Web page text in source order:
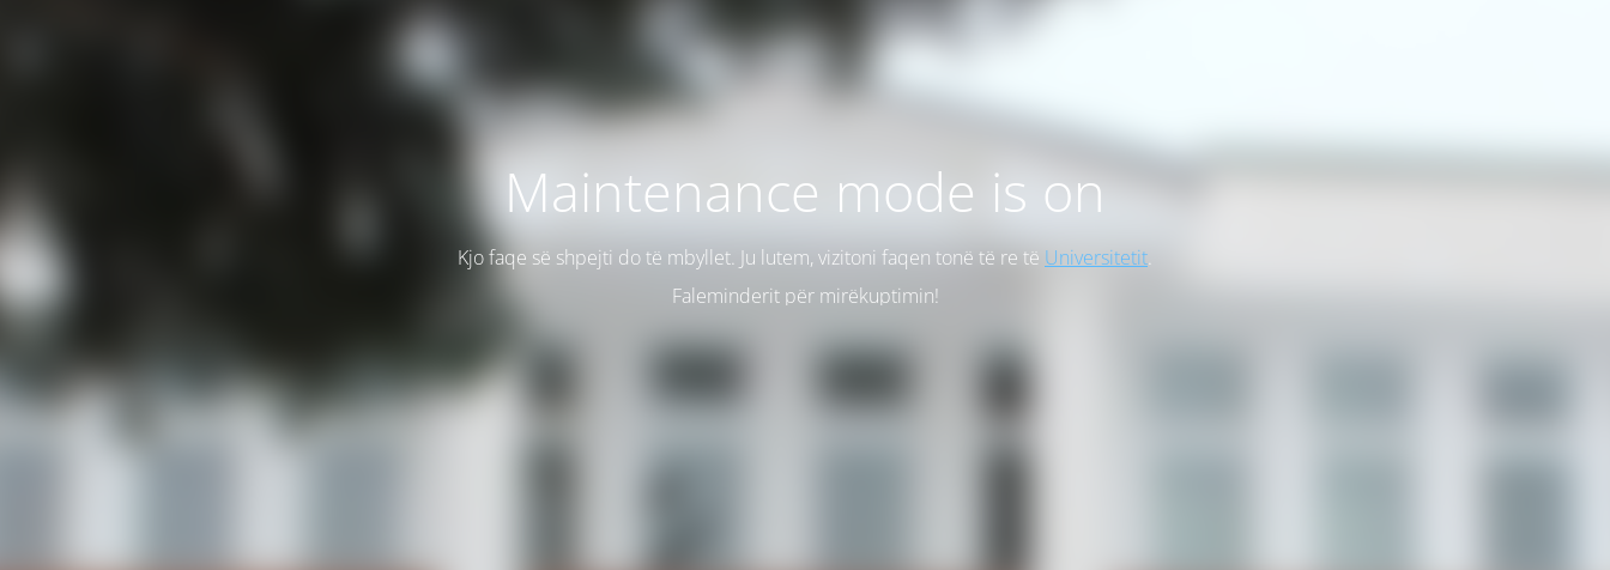
Maintenance mode is on
Kjo faqe së shpejti do të mbyllet. Ju lutem, vizitoni faqen tonë të re të Universitetit.
Faleminderit për mirëkuptimin!